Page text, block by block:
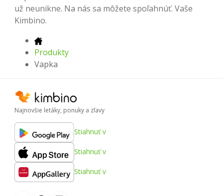
už neunikne. Na nás sa môžete spoľahnúť. Vaše
Kimbino.
Produkty
Vapka
Najnovšie letáky, ponuky a zľavy
Stiahnuť v
Stiahnuť v
Stiahnuť v